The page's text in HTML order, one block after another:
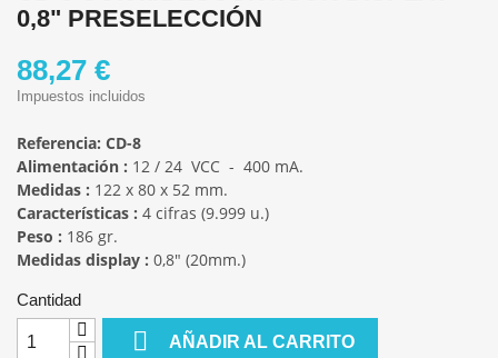
0,8" PRESELECCIÓN
88,27 €
Impuestos incluidos
Referencia: CD-8
Alimentación : 12 / 24 VCC - 400 mA.
Medidas : 122 x 80 x 52 mm.
Características : 4 cifras (9.999 u.)
Peso : 186 gr.
Medidas display : 0,8" (20mm.)
Cantidad
 AÑADIR AL CARRITO